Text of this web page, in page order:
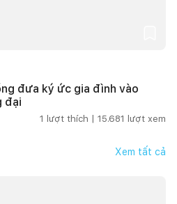
đưa ký ức gia đình vào
đại
1 lượt thích | 15.681 lượt xem
Xem tất cả